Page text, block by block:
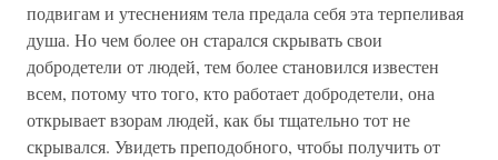
подвигам и утеснениям тела предала себя эта терпеливая
душа. Но чем более он старался скрывать свои
добродетели от людей, тем более становился известен
всем, потому что того, кто работает добродетели, она
открывает взорам людей, как бы тщательно тот не
скрывался. Увидеть преподобного, чтобы получить от